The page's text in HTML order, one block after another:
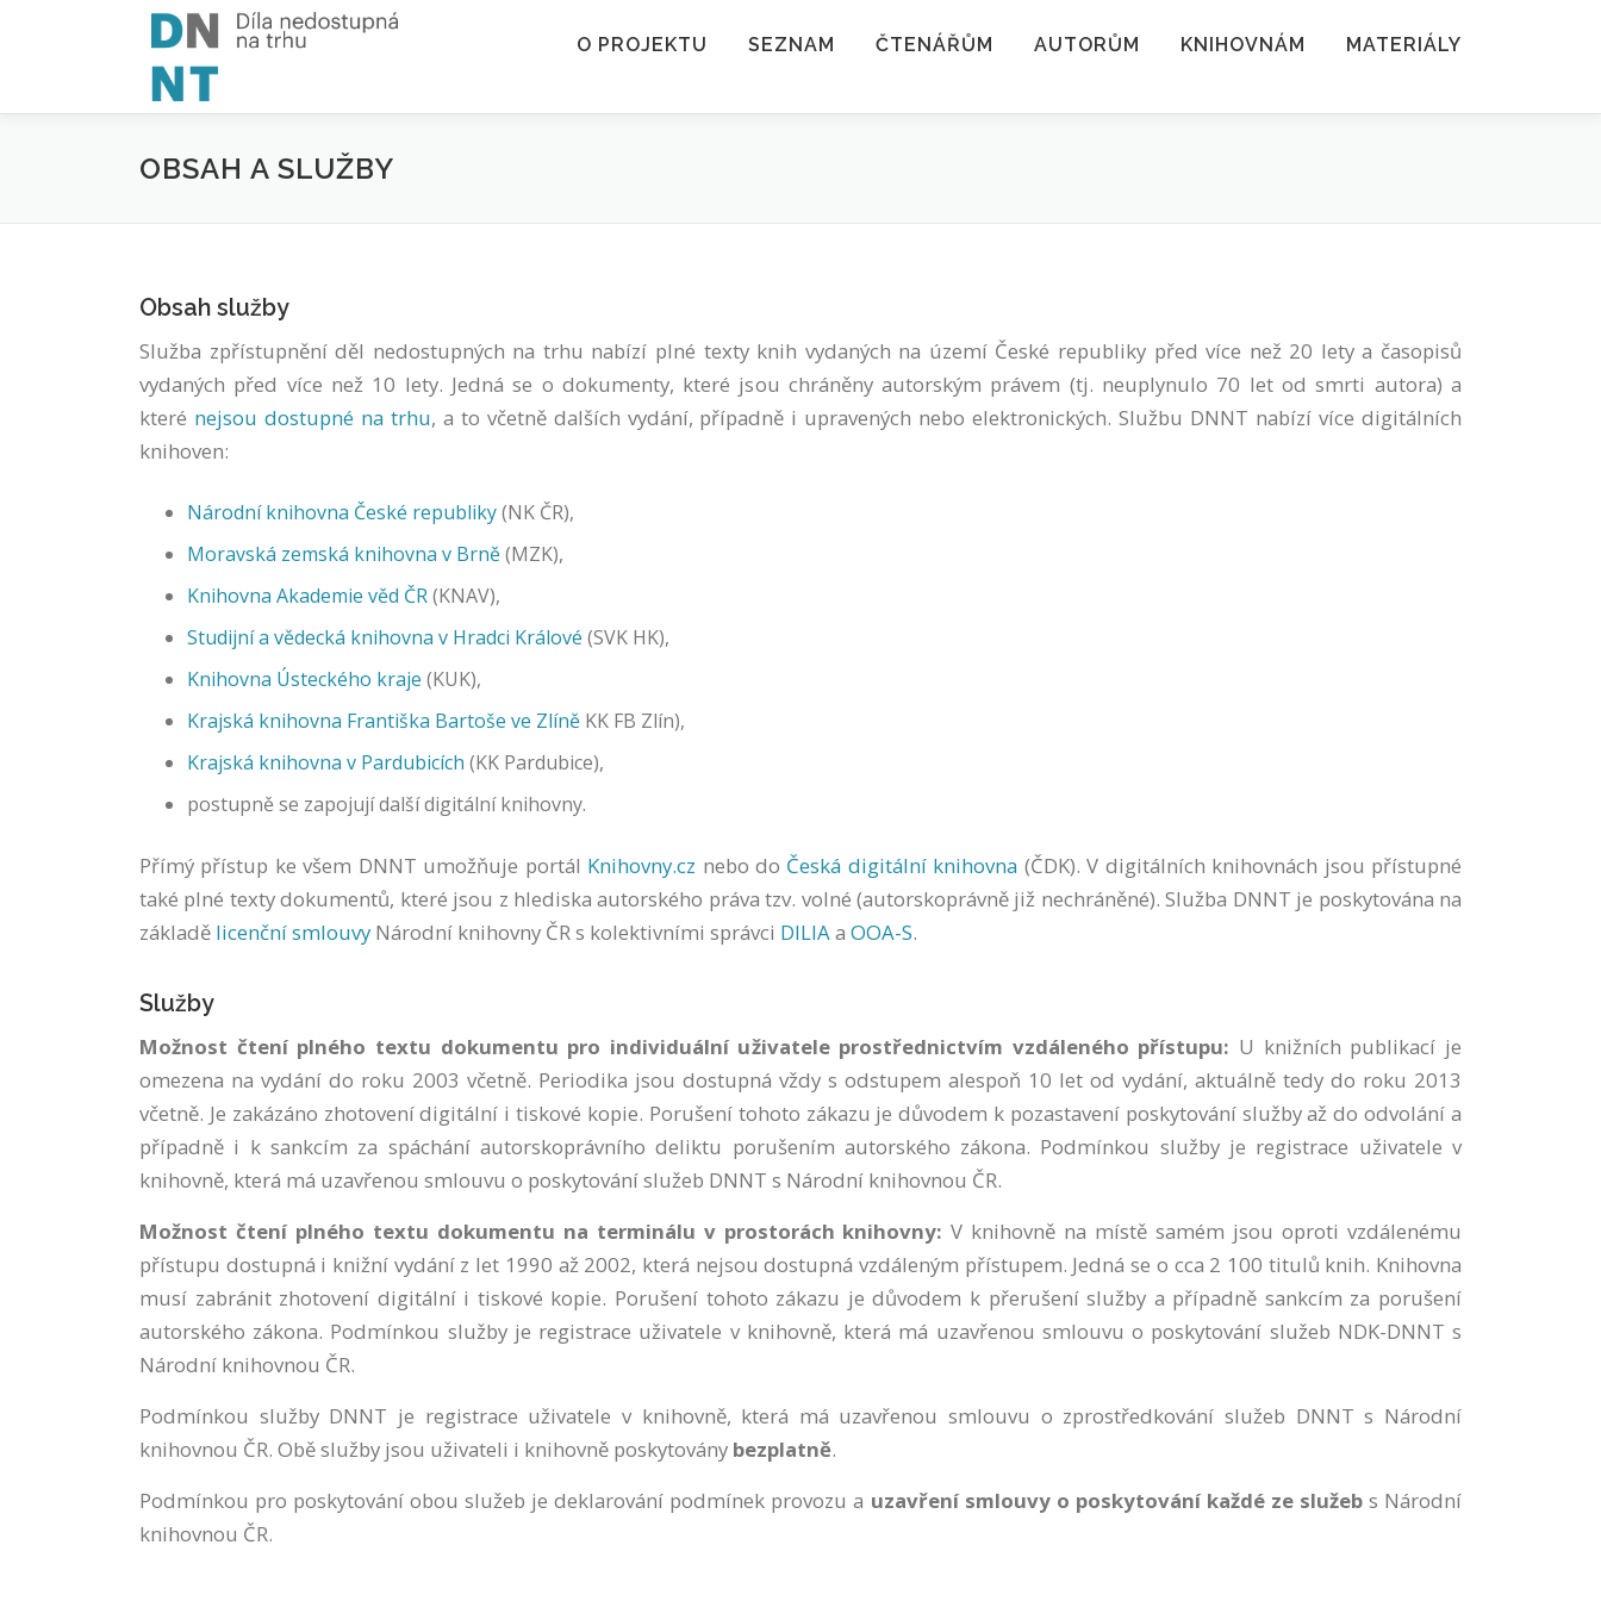
O PROJEKTU SEZNAM ČTENÁŘŮM AUTORŮM KNIHOVNÁM MATERIÁLY
OBSAH A SLUŽBY
Obsah služby
Služba zpřístupnění děl nedostupných na trhu nabízí plné texty knih vydaných na území České republiky před více než 20 lety a časopisů
vydaných před více než 10 lety. Jedná se o dokumenty, které jsou chráněny autorským právem (tj. neuplynulo 70 let od smrti autora) a
které nejsou dostupné na trhu, a to včetně dalších vydání, případně i upravených nebo elektronických. Službu DNNT nabízí více digitálních
knihoven:
Národní knihovna České republiky(NK ČR),
Moravská zemská knihovna v Brně(MZK),
Knihovna Akademie věd ČR(KNAV),
Studijní a vědecká knihovna v Hradci Králové (SVK HK),
Knihovna Ústeckého kraje (KUK),
Krajská knihovna Františka Bartoše ve Zlíně KK FB Zlín),
Krajská knihovna v Pardubicích (KK Pardubice),
postupně se zapojují další digitální knihovny.
Přímý přístup ke všem DNNT umožňuje portál Knihovny.cz nebo do Česká digitální knihovna (ČDK). V digitálních knihovnách jsou přístupné
také plné texty dokumentů, které jsou z hlediska autorského práva tzv. volné (autorskoprávně již nechráněné). Služba DNNT je poskytována na
základě licenční smlouvy Národní knihovny ČR s kolektivními správci DILIAa OOA-S.
Služby
Možnost čtení plného textu dokumentu pro individuální uživatele prostřednictvím vzdáleného přístupu: U knižních publikací je
omezena na vydání do roku 2003 včetně. Periodika jsou dostupná vždy s odstupem alespoň 10 let od vydání, aktuálně tedy do roku 2013
včetně. Je zakázáno zhotovení digitální i tiskové kopie. Porušení tohoto zákazu je důvodem k pozastavení poskytování služby až do odvolání a
případně i k sankcím za spáchání autorskoprávního deliktu porušením autorského zákona. Podmínkou služby je registrace uživatele v
knihovně, která má uzavřenou smlouvu o poskytování služeb DNNT s Národní knihovnou ČR.
Možnost čtení plného textu dokumentu na terminálu v prostorách knihovny: V knihovně na místě samém jsou oproti vzdálenému
přístupu dostupná i knižní vydání z let 1990 až 2002, která nejsou dostupná vzdáleným přístupem. Jedná se o cca 2 100 titulů knih. Knihovna
musí zabránit zhotovení digitální i tiskové kopie. Porušení tohoto zákazu je důvodem k přerušení služby a případně sankcím za porušení
autorského zákona. Podmínkou služby je registrace uživatele v knihovně, která má uzavřenou smlouvu o poskytování služeb NDK-DNNT s
Národní knihovnou ČR.
Podmínkou služby DNNT je registrace uživatele v knihovně, která má uzavřenou smlouvu o zprostředkování služeb DNNT s Národní
knihovnou ČR. Obě služby jsou uživateli i knihovně poskytovány bezplatně.
Podmínkou pro poskytování obou služeb je deklarování podmínek provozu a uzavření smlouvy o poskytování každé ze služebs Národní
knihovnou ČR.
č
n
í
o
o
k
e
N
y
é